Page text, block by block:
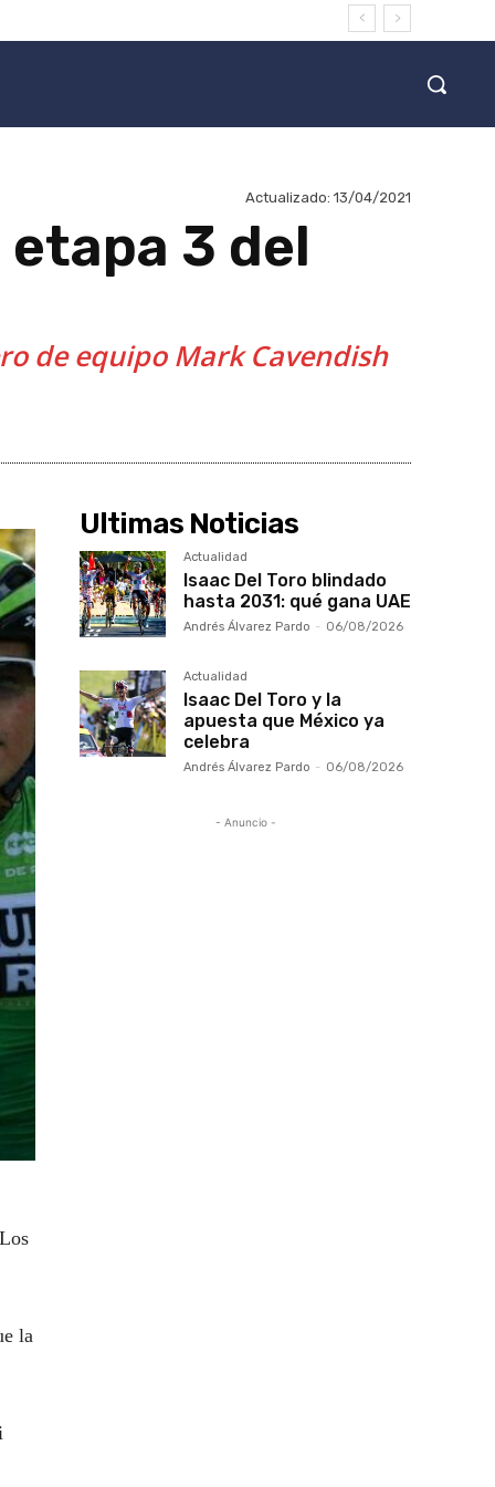
Actualizado: 13/04/2021
3 del
de equipo Mark Cavendish
la
Ultimas Noticias
Actualidad
Isaac Del Toro blindado
hasta 2031: qué gana UAE
Andrés Álvarez Pardo - 06/08/2026
Actualidad
Isaac Del Toro y la
apuesta que México ya
celebra
Andrés Álvarez Pardo - 06/08/2026
- Anuncio -